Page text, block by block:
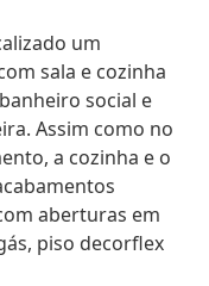
um
sala e cozinha
social e
Assim como no
a cozinha e o
aberturas em
piso decorflex